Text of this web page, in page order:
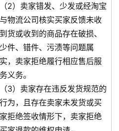
（2）卖家错发、少发或经淘宝
与物流公司核实买家反馈未收
到货或收到的商品存在破损、
少件、错件、污渍等问题属
实，卖家拒绝履行相应售后服
务义务。
（3）卖家存在违反发货规范的
行为，且存在卖家未发货或买
家拒绝签收情形下，卖家拒绝